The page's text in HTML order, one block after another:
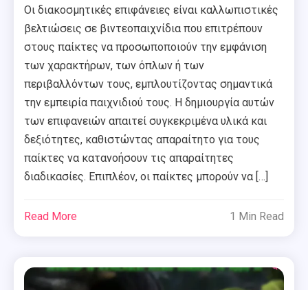
Οι διακοσμητικές επιφάνειες είναι καλλωπιστικές
βελτιώσεις σε βιντεοπαιχνίδια που επιτρέπουν
στους παίκτες να προσωποποιούν την εμφάνιση
των χαρακτήρων, των όπλων ή των
περιβαλλόντων τους, εμπλουτίζοντας σημαντικά
την εμπειρία παιχνιδιού τους. Η δημιουργία αυτών
των επιφανειών απαιτεί συγκεκριμένα υλικά και
δεξιότητες, καθιστώντας απαραίτητο για τους
παίκτες να κατανοήσουν τις απαραίτητες
διαδικασίες. Επιπλέον, οι παίκτες μπορούν να […]
Read More 1 Min Read